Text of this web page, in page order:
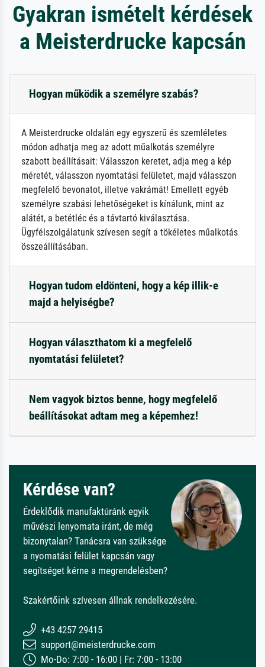
Gyakran ismételt kérdések
a Meisterdrucke kapcsán
Hogyan működik a személyre szabás?
A Meisterdrucke oldalán egy egyszerű és szemléletes
módon adhatja meg az adott műalkotás személyre
szabott beállításait: Válasszon keretet, adja meg a kép
méretét, válasszon nyomtatási felületet, majd válasszon
megfelelő bevonatot, illetve vakrámát! Emellett egyéb
személyre szabási lehetőségeket is kínálunk, mint az
alátét, a betétléc és a távtartó kiválasztása.
Ügyfélszolgálatunk szívesen segít a tökéletes műalkotás
összeállításában.
Hogyan tudom eldönteni, hogy a kép illik-e
majd a helyiségbe?
Hogyan választhatom ki a megfelelő
nyomtatási felületet?
Nem vagyok biztos benne, hogy megfelelő
beállításokat adtam meg a képemhez!
Kérdése van?
Érdeklődik manufaktúránk egyik
művészi lenyomata iránt, de még
bizonytalan? Tanácsra van szüksége
a nyomatási felület kapcsán vagy
segítséget kérne a megrendelésben?
Szakértőink szívesen állnak rendelkezésére.
+43 4257 29415
support@meisterdrucke.com
Mo-Do: 7:00 - 16:00 | Fr: 7:00 - 13:00